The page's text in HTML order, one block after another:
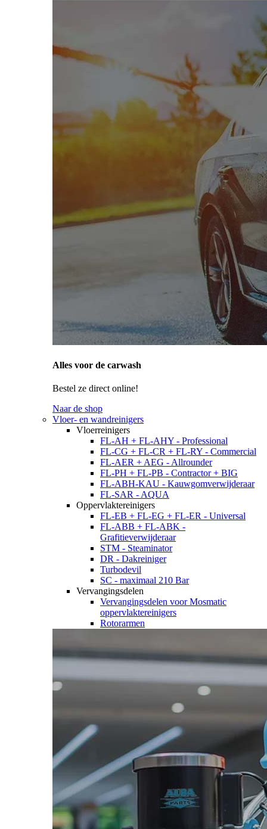
Alles voor de carwash
Bestel ze direct online!
Naar de shop
Vloer- en wandreinigers
Vloerreinigers
FL-AH + FL-AHY - Professional
FL-CG + FL-CR + FL-RY - Commercial
FL-AER + AEG - Allrounder
FL-PH + FL-PB - Contractor + BIG
FL-ABH-KAU - Kauwgomverwijderaar
FL-SAR - AQUA
Oppervlaktereinigers
FL-EB + FL-EG + FL-ER - Universal
FL-ABB + FL-ABK -
Grafitieverwijderaar
STM - Steaminator
DR - Dakreiniger
Turbodevil
SC - maximaal 210 Bar
Vervangingsdelen
Vervangingsdelen voor Mosmatic
oppervlaktereinigers
Rotorarmen